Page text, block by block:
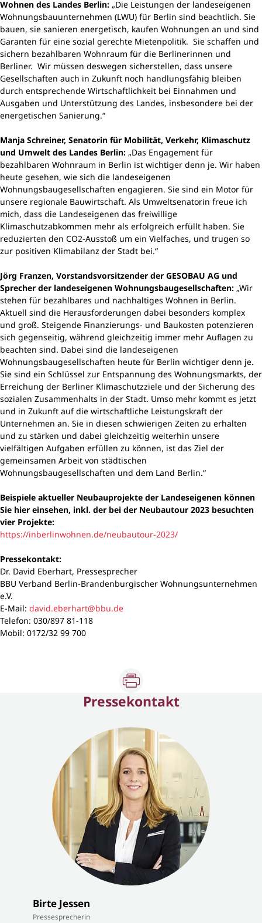
Wohnen des Landes Berlin: „Die Leistungen der landeseigenen
Wohnungsbauunternehmen (LWU) für Berlin sind beachtlich. Sie
bauen, sie sanieren energetisch, kaufen Wohnungen an und sind
Garanten für eine sozial gerechte Mietenpolitik. Sie schaffen und
sichern bezahlbaren Wohnraum für die Berlinerinnen und
Berliner. Wir müssen deswegen sicherstellen, dass unsere
Gesellschaften auch in Zukunft noch handlungsfähig bleiben
durch entsprechende Wirtschaftlichkeit bei Einnahmen und
Ausgaben und Unterstützung des Landes, insbesondere bei der
energetischen Sanierung.“
Manja Schreiner, Senatorin für Mobilität, Verkehr, Klimaschutz
und Umwelt des Landes Berlin: „Das Engagement für
bezahlbaren Wohnraum in Berlin ist wichtiger denn je. Wir haben
heute gesehen, wie sich die landeseigenen
Wohnungsbaugesellschaften engagieren. Sie sind ein Motor für
unsere regionale Bauwirtschaft. Als Umweltsenatorin freue ich
mich, dass die Landeseigenen das freiwillige
Klimaschutzabkommen mehr als erfolgreich erfüllt haben. Sie
reduzierten den CO2-Ausstoß um ein Vielfaches, und trugen so
zur positiven Klimabilanz der Stadt bei.“
Jörg Franzen, Vorstandsvorsitzender der GESOBAU AG und
Sprecher der landeseigenen Wohnungsbaugesellschaften: „Wir
stehen für bezahlbares und nachhaltiges Wohnen in Berlin.
Aktuell sind die Herausforderungen dabei besonders komplex
und groß. Steigende Finanzierungs- und Baukosten potenzieren
sich gegenseitig, während gleichzeitig immer mehr Auflagen zu
beachten sind. Dabei sind die landeseigenen
Wohnungsbaugesellschaften heute für Berlin wichtiger denn je.
Sie sind ein Schlüssel zur Entspannung des Wohnungsmarkts, der
Erreichung der Berliner Klimaschutzziele und der Sicherung des
sozialen Zusammenhalts in der Stadt. Umso mehr kommt es jetzt
und in Zukunft auf die wirtschaftliche Leistungskraft der
Unternehmen an. Sie in diesen schwierigen Zeiten zu erhalten
und zu stärken und dabei gleichzeitig weiterhin unsere
vielfältigen Aufgaben erfüllen zu können, ist das Ziel der
gemeinsamen Arbeit von städtischen
Wohnungsbaugesellschaften und dem Land Berlin.“
Beispiele aktueller Neubauprojekte der Landeseigenen können
Sie hier einsehen, inkl. der bei der Neubautour 2023 besuchten
vier Projekte:
https://inberlinwohnen.de/neubautour-2023/
Pressekontakt:
Dr. David Eberhart, Pressesprecher
BBU Verband Berlin-Brandenburgischer Wohnungsunternehmen
e.V.
E-Mail: david.eberhart@bbu.de
Telefon: 030/897 81-118
Mobil: 0172/32 99 700
Pressekontakt
Birte Jessen
Pressesprecherin